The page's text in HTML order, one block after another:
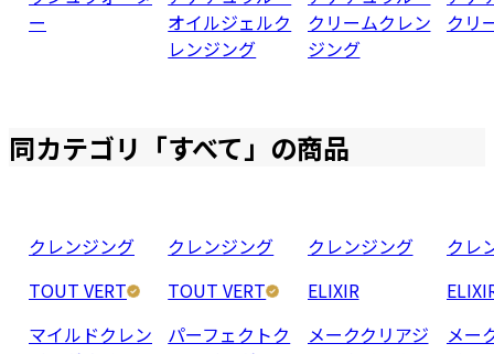
ー
オイルジェルク
レンジング
クリームクレン
ジング
クリ
同カテゴリ「すべて」の商品
クレンジング
TOUT VERT
マイルドクレン
クレンジング
TOUT VERT
パーフェクトク
クレンジング
ELIXIR
メーククリアジ
クレ
メー